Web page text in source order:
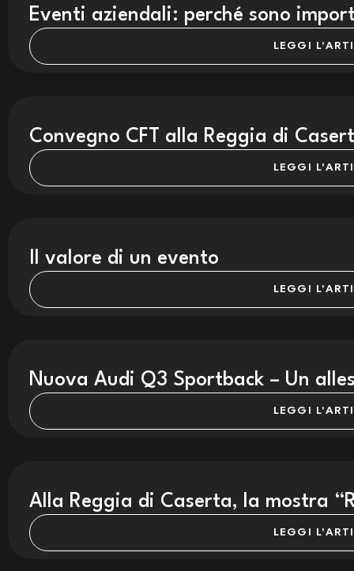
Eventi aziendali: perché sono
LEGGI
Convegno CFT alla Reggia di
LEGGI
Il valore di un evento
LEGGI
Nuova Audi Q3 Sportback – Un
LEGGI
Alla Reggia di Caserta, la mostra
LEGGI